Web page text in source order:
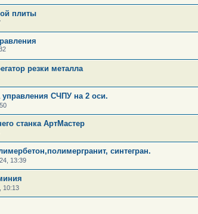
плиты
резки металла
управления СЧПУ на 2 оси.
станка АртМастер
синтегран.
13:39
10:13